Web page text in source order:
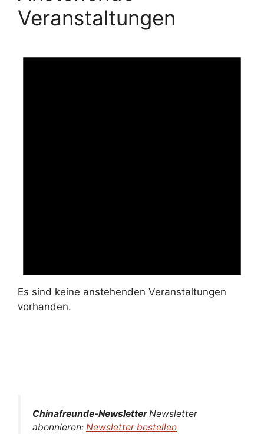
Veranstaltungen
Es sind keine anstehenden Veranstaltungen
vorhanden.
Chinafreunde-NewsletterNewsletter
abonnieren: Newsletter bestellen